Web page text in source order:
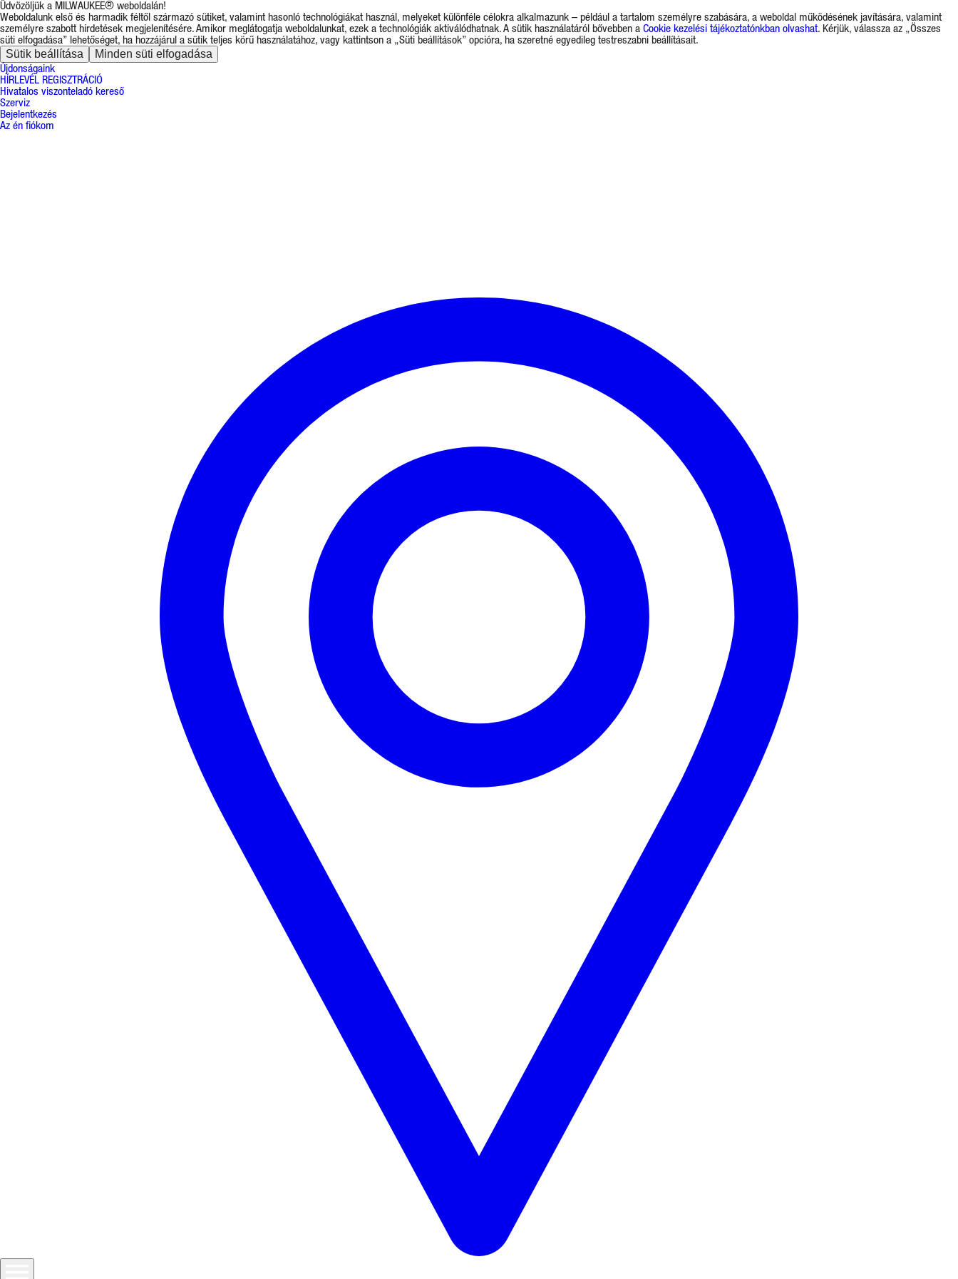
Üdvözöljük a MILWAUKEE® weboldalán!
Weboldalunk első és harmadik féltől származó sütiket, valamint hasonló technológiákat használ, melyeket különféle célokra alkalmazunk – például a tartalom személyre szabására, a weboldal működésének javítására, valamint
személyre szabott hirdetések megjelenítésére. Amikor meglátogatja weboldalunkat, ezek a technológiák aktiválódhatnak. A sütik használatáról bővebben a Cookie kezelési tájékoztatónkban olvashat. Kérjük, válassza az „Összes
süti elfogadása” lehetőséget, ha hozzájárul a sütik teljes körű használatához, vagy kattintson a „Süti beállítások” opcióra, ha szeretné egyedileg testreszabni beállításait.
Sütik beállítása Minden süti elfogadása
Újdonságaink
HÍRLEVÉL REGISZTRÁCIÓ
Hivatalos viszonteladó kereső
Szerviz
Bejelentkezés
Az én fiókom